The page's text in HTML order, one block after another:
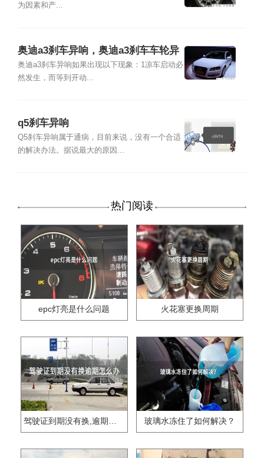
为因素和产...
奥迪a3刹车异响，奥迪a3刹车车轮异
响
奥迪a3刹车异响如果出现以下现象：1凉车启动必
然发生，而等到开动...
q5刹车异响
Q5刹车异响属于通病，目前来说，没有一个合适
的解决办法。据说最大的原因...
热门阅读
epc灯亮是什么问题 火花塞更换周期
驾驶证到期没有换,逾期怎么办?? 玻璃水冻住了如何解决？